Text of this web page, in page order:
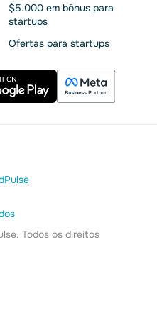
$5.000 em bônus para
startups
Ofertas para startups
Todos os direitos